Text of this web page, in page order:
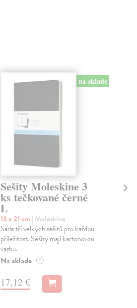
na sklade
Sešity Moleskine 3
ks tečkované černé
L
13 x 21 cm | Moleskine
Sada tří velkých sešitů pro každou
příležitost. Sešity mají kartonovou
vazbu.
Na sklade ?
17,12 €